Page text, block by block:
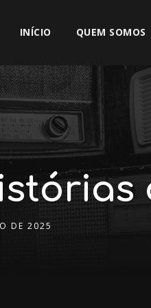
INÍCIO QUEM SOMOS
DE 2025